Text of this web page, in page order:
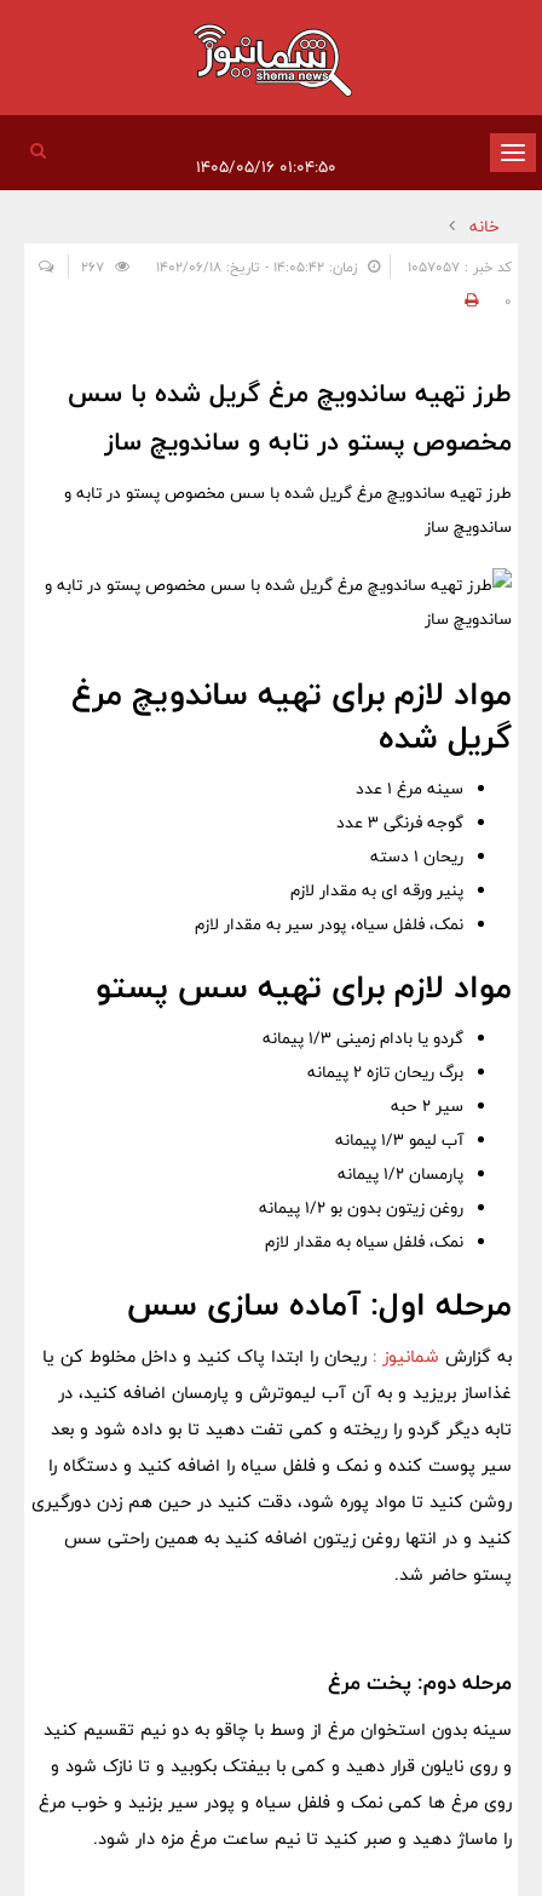
تغییر
وضعیت
ناوبری
خانه
کد خبر : 1057057 زمان: ۱۴:۰۵:۴۲ - تاریخ: ۱۴۰۲/۰۶/۱۸
0
طرز تهیه ساندویچ مرغ گریل شده با سس
مخصوص پستو در تابه و ساندویچ ساز
طرز تهیه ساندویچ مرغ گریل شده با سس مخصوص پستو در تابه و
ساندویچ ساز
مواد لازم برای تهیه ساندویچ مرغ
گریل شده
سینه مرغ ۱ عدد
گوجه فرنگی ۳ عدد
ریحان ۱ دسته
پنیر ورقه ای به مقدار لازم
نمک، فلفل سیاه، پودر سیر به مقدار لازم
مواد لازم برای تهیه سس پستو
گردو یا بادام زمینی ۱/۳ پیمانه
برگ ریحان تازه ۲ پیمانه
سیر ۲ حبه
آب لیمو ۱/۳ پیمانه
پارمسان ۱/۲ پیمانه
روغن زیتون بدون بو ۱/۲ پیمانه
نمک، فلفل سیاه به مقدار لازم
مرحله اول: آماده سازی سس
به گزارش شمانیوز : ریحان را ابتدا پاک کنید و داخل مخلوط کن یا
غذاساز بریزید و به آن آب لیموترش و پارمسان اضافه کنید، در
تابه دیگر گردو را ریخته و کمی تفت دهید تا بو داده شود و بعد
سیر پوست کنده و نمک و فلفل سیاه را اضافه کنید و دستگاه را
روشن کنید تا مواد پوره شود، دقت کنید در حین هم زدن دورگیری
کنید و در انتها روغن زیتون اضافه کنید به همین راحتی سس
پستو حاضر شد.
مرحله دوم: پخت مرغ
سینه بدون استخوان مرغ از وسط با چاقو به دو نیم تقسیم کنید
و روی نایلون قرار دهید و کمی با بیفتک بکوبید و تا نازک شود و
روی مرغ ها کمی نمک و فلفل سیاه و پودر سیر بزنید و خوب مرغ
را ماساژ دهید و صبر کنید تا نیم ساعت مرغ مزه دار شود.